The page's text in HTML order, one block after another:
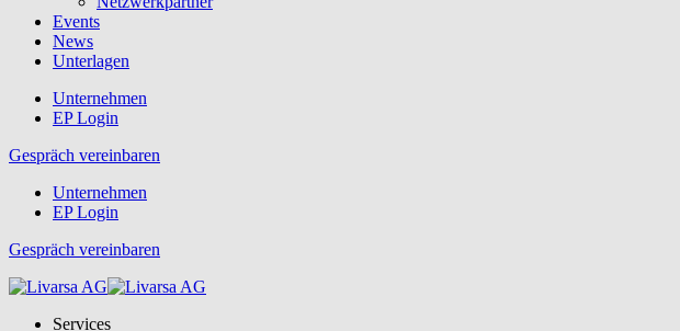
Events
News
Unterlagen
Unternehmen
EP Login
Gespräch vereinbaren
Unternehmen
EP Login
Gespräch vereinbaren
Services